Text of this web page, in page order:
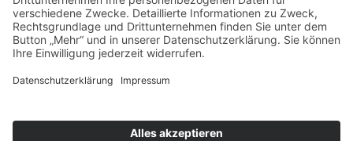
Kontakt
Schlagworte-Übersicht
Impressum
Datenschutz